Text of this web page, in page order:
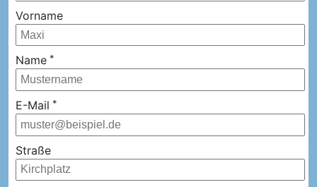
Passierschein
Vorname
Name *
E-Mail *
Straße